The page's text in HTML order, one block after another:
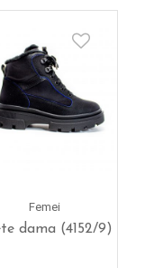
Femei
dama (4152/9)